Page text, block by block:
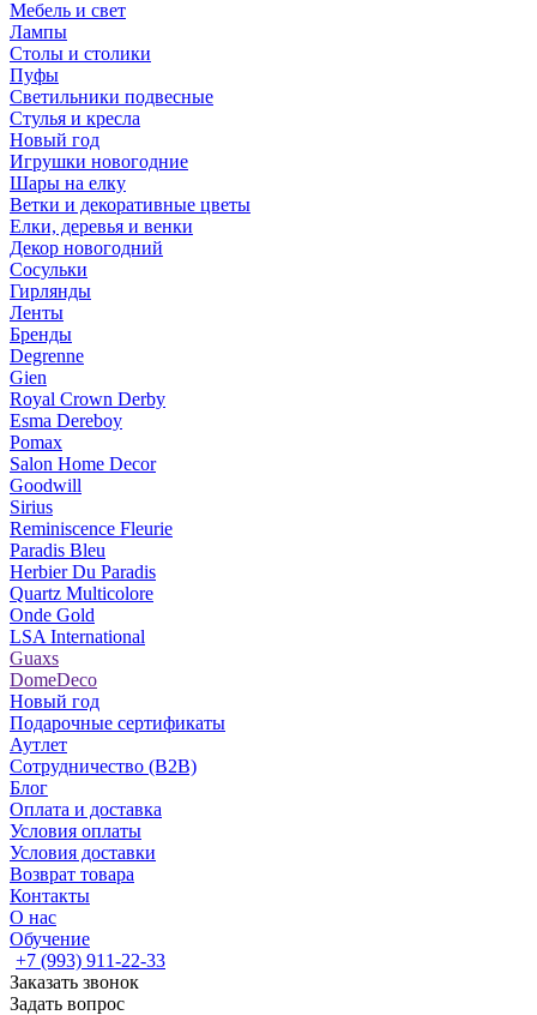
Мебель и свет
Лампы
Столы и столики
Пуфы
Светильники подвесные
Стулья и кресла
Новый год
Игрушки новогодние
Шары на елку
Ветки и декоративные цветы
Елки, деревья и венки
Декор новогодний
Сосульки
Гирлянды
Ленты
Бренды
Degrenne
Gien
Royal Crown Derby
Esma Dereboy
Pomax
Salon Home Decor
Goodwill
Sirius
Reminiscence Fleurie
Paradis Bleu
Herbier Du Paradis
Quartz Multicolore
Onde Gold
LSA International
Guaxs
DomeDeco
Новый год
Подарочные сертификаты
Аутлет
Сотрудничество (B2B)
Блог
Оплата и доставка
Условия оплаты
Условия доставки
Возврат товара
Контакты
О нас
Обучение
+7 (993) 911-22-33
Заказать звонок
Задать вопрос